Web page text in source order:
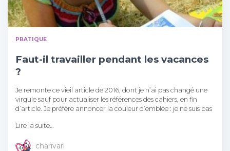
PRATIQUE
Faut-il travailler pendant les vacances
?
Je remonte ce vieil article de 2016, dont je n’ai pas changé une
virgule sauf pour actualiser les références des cahiers, en fin
d’article. Je préfère annoncer la couleur d’emblée : je ne suis pas
Lire la suite…
charivari